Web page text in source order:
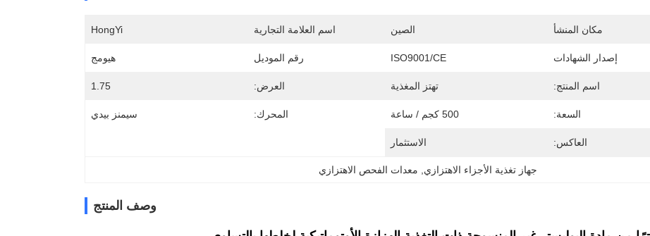
مكان المنشأ الصين اسم العلامة التجارية HongYi
إصدار الشهادات ISO9001/CE رقم الموديل هيومج
اسم المنتج: تهتز المغذية العرض: 1.75
السعة: 500 كجم / ساعة المحرك: سيمنز بيدي
العاكس: الاستثمار
جهاز تغذية الأجزاء الاهتزازي معدات الفحص الاهتزازي
وصف المنتج